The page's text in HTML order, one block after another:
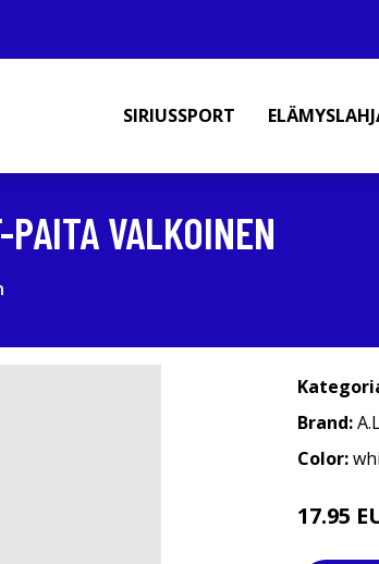
SIRIUSSPORT
VALKOINEN
Brand:
Color:
17.95